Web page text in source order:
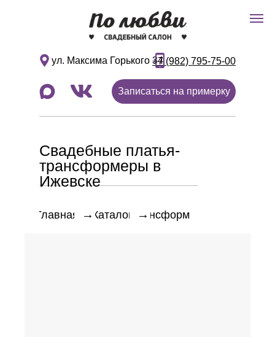
ул. Максима Горького 34+7 (982) 795-75-00
Записаться на примерку
Свадебные платья-
трансформеры в
Ижевске
Трансформеры
Каталог
Главная →
→